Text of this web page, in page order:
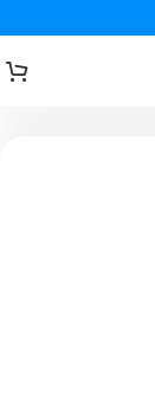
رولان ضد تعریق بانوان